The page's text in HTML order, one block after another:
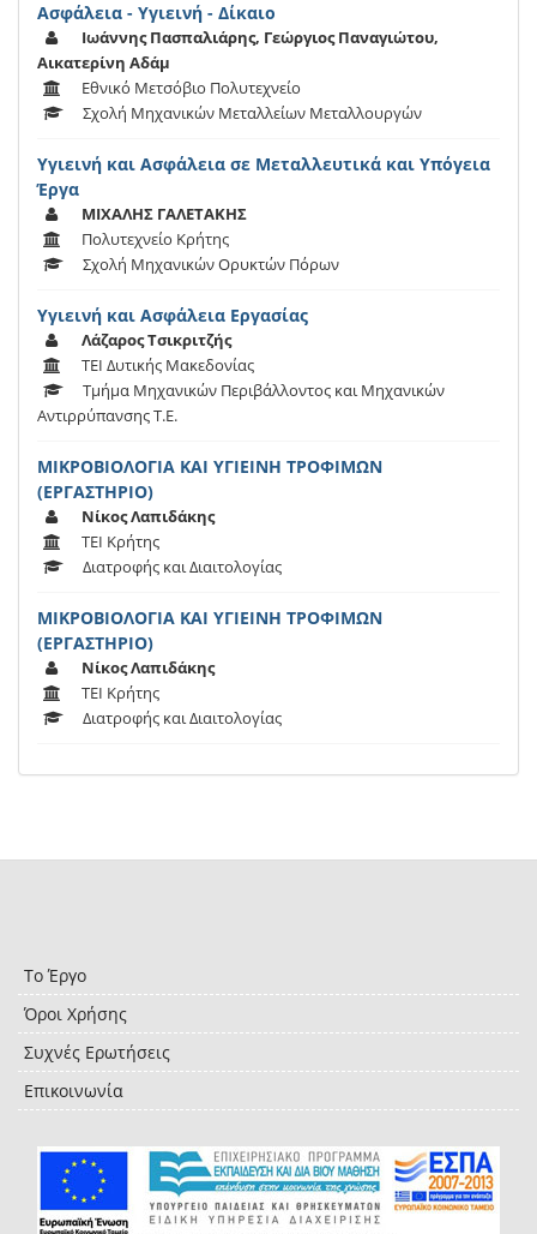
Ασφάλεια - Υγιεινή - Δίκαιο
Ιωάννης Πασπαλιάρης, Γεώργιος Παναγιώτου,
Αικατερίνη Αδάμ
Εθνικό Μετσόβιο Πολυτεχνείο
Σχολή Μηχανικών Μεταλλείων Μεταλλουργών
Υγιεινή και Ασφάλεια σε Μεταλλευτικά και Υπόγεια
Έργα
ΜΙΧΑΛΗΣ ΓΑΛΕΤΑΚΗΣ
Πολυτεχνείο Κρήτης
Σχολή Μηχανικών Ορυκτών Πόρων
Υγιεινή και Ασφάλεια Εργασίας
Λάζαρος Τσικριτζής
ΤΕΙ Δυτικής Μακεδονίας
Τμήμα Μηχανικών Περιβάλλοντος και Μηχανικών
Αντιρρύπανσης T.E.
ΜΙΚΡΟΒΙΟΛΟΓΙΑ ΚΑΙ ΥΓΙΕΙΝΗ ΤΡΟΦΙΜΩΝ
(ΕΡΓΑΣΤΗΡΙΟ)
Νίκος Λαπιδάκης
ΤΕΙ Κρήτης
Διατροφής και Διαιτολογίας
ΜΙΚΡΟΒΙΟΛΟΓΙΑ ΚΑΙ ΥΓΙΕΙΝΗ ΤΡΟΦΙΜΩΝ
(ΕΡΓΑΣΤΗΡΙΟ)
Νίκος Λαπιδάκης
ΤΕΙ Κρήτης
Διατροφής και Διαιτολογίας
Το Έργο
Όροι Χρήσης
Συχνές Ερωτήσεις
Επικοινωνία